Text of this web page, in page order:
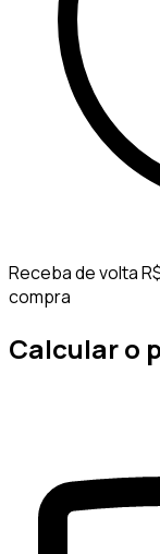
Receba de volta
compra
Calcular o